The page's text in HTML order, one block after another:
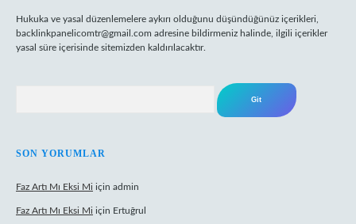
Hukuka ve yasal düzenlemelere aykırı olduğunu düşündüğünüz içerikleri,
backlinkpanelicomtr@gmail.com adresine bildirmeniz halinde, ilgili içerikler
yasal süre içerisinde sitemizden kaldırılacaktır.
SON YORUMLAR
Faz Artı Mı Eksi Mi için admin
Faz Artı Mı Eksi Mi için Ertuğrul